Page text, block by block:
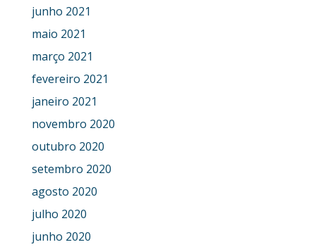
junho 2021
maio 2021
março 2021
fevereiro 2021
janeiro 2021
novembro 2020
outubro 2020
setembro 2020
agosto 2020
julho 2020
junho 2020